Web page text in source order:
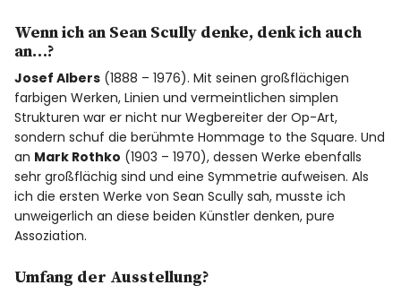
Wenn ich an Sean Scully denke, denk ich auch
an…?
Josef Albers (1888 – 1976). Mit seinen großflächigen
farbigen Werken, Linien und vermeintlichen simplen
Strukturen war er nicht nur Wegbereiter der Op-Art,
sondern schuf die berühmte Hommage to the Square. Und
an Mark Rothko (1903 – 1970), dessen Werke ebenfalls
sehr großflächig sind und eine Symmetrie aufweisen. Als
ich die ersten Werke von Sean Scully sah, musste ich
unweigerlich an diese beiden Künstler denken, pure
Assoziation.
Umfang der Ausstellung?